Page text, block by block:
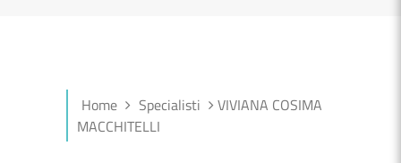
Home Specialisti
VIVIANA COSIMA
MACCHITELLI